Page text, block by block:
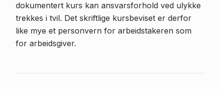
dokumentert kurs kan ansvarsforhold ved ulykke
trekkes i tvil. Det skriftlige kursbeviset er derfor
like mye et personvern for arbeidstakeren som
for arbeidsgiver.